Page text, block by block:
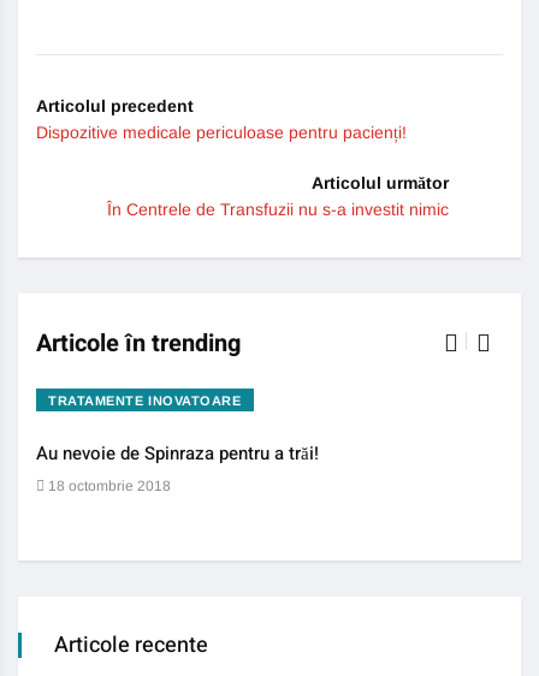
Articolul precedent
Dispozitive medicale periculoase pentru pacienți!
Articolul următor
În Centrele de Transfuzii nu s-a investit nimic
Articole în trending
TRATAMENTE INOVATOARE
Au nevoie de Spinraza pentru a trăi!
18 octombrie 2018
Articole recente